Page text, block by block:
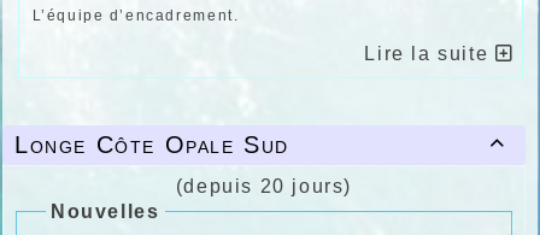

Longe Côte Opale Sud
(depuis 20 jours)
Nouvelles
L’équipe d’encadrement.
Lire la suite